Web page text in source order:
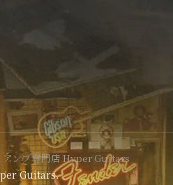
アンプ専門店 Hyper Guitars
Guitars.